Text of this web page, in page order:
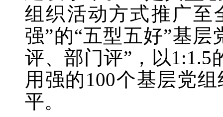
组织活动方式推广至
强”的“五型五好”基
评、部门评”，以1:1.5
用强的100个基层党
平。